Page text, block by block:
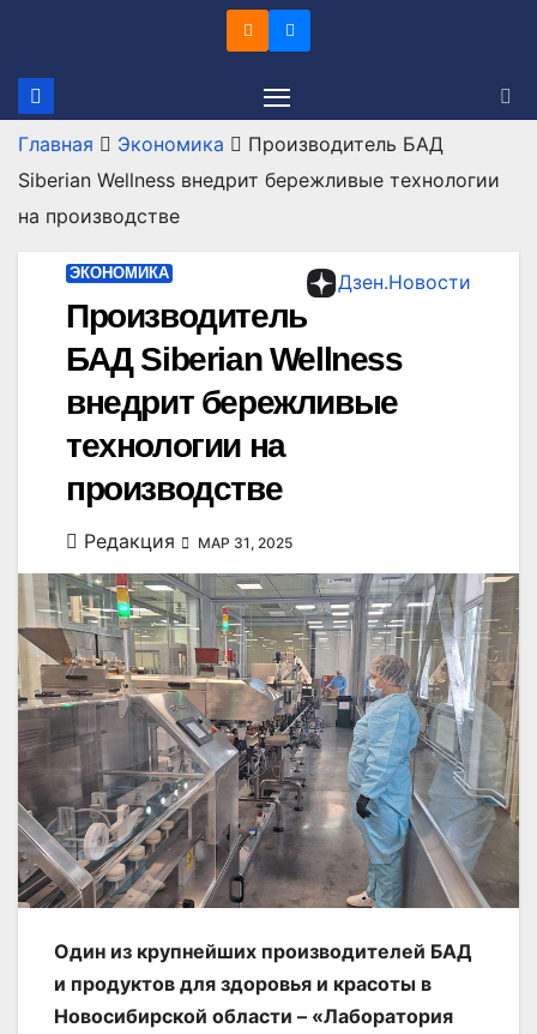
содержимому
Главная Экономика
Производитель БАД
Siberian Wellness внедрит бережливые технологии
на производстве
Дзен.Новости
ЭКОНОМИКА
Производитель
БАД Siberian Wellness
внедрит бережливые
технологии на
производстве
Редакция МАР 31, 2025
Один из крупнейших производителей БАД
и продуктов для здоровья и красоты в
Новосибирской области – «Лаборатория